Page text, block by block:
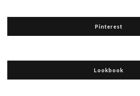
Pinterest
Lookbook